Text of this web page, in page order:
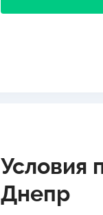
Условия
Днепр